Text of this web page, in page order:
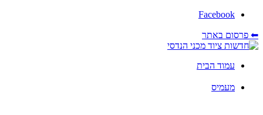
Facebook
⬅ פרסום באתר
עמוד הבית
מעמיס